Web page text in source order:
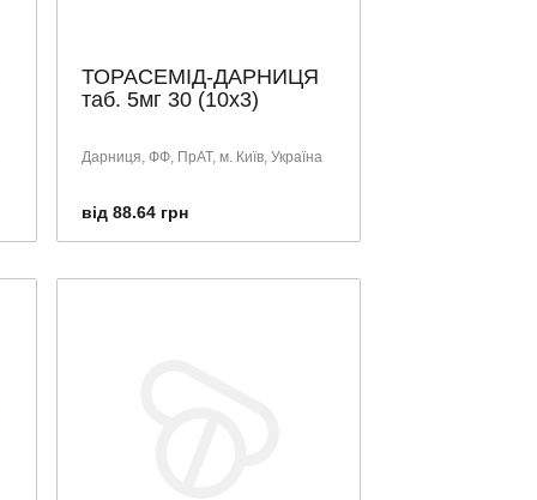
ТОРАСЕМІД-ДАРНИЦЯ
таб. 5мг 30 (10х3)
Дарниця, ФФ, ПрАТ, м. Київ, Україна
від 88.64 грн